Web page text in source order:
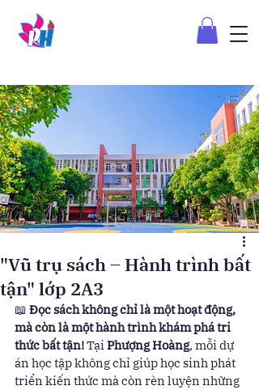
"Vũ trụ sách – Hành trình bất
tận" lớp 2A3
📖 Đọc sách không chỉ là một hoạt động,
mà còn là một hành trình khám phá tri
thức bất tận! Tại Phượng Hoàng, mỗi dự
án học tập không chỉ giúp học sinh phát
triển kiến thức mà còn rèn luyện những